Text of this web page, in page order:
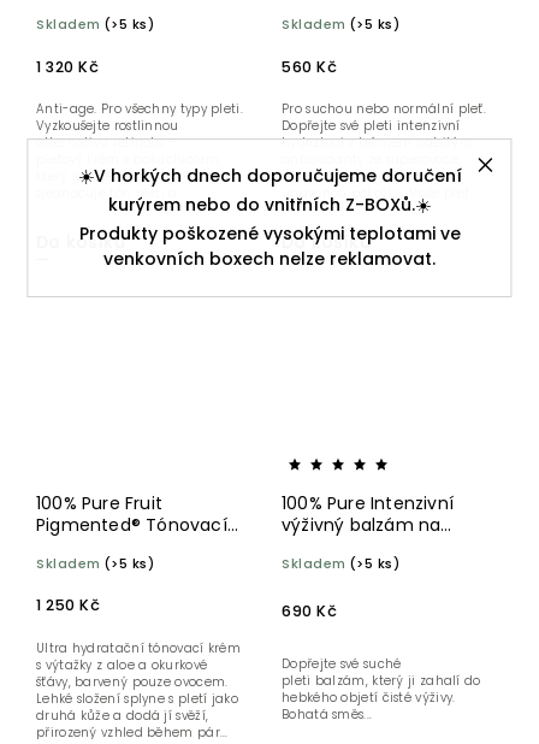
☀️V horkých dnech doporučujeme doručení
kurýrem nebo do vnitřních Z-BOXů.☀️
Produkty poškozené vysokými teplotami ve
venkovních boxech nelze reklamovat.
Skladem (>5 ks)
1 320 Kč
Do košíku
Anti-age. Pro všechny typy pleti.
Vyzkoušejte rostlinnou
alternativu retinolu –
který jemně vyhlazuje vrásky,
sjednocuje tón pleti a...
Skladem (>5 ks)
560 Kč
Do košíku
Pro suchou nebo normální pleť.
Dopřejte své pleti intenzivní
hydrataci s krémem nabitým
který obnoví suchou a
unavenou pokožku. Vaše pleť
bude hebká,...
100% Pure Fruit
Pigmented® Tónovací
Rose 30 ml
Skladem (>5 ks)
1 250 Kč
Ultra hydratační tónovací krém
s výtažky z aloe a okurkové
šťávy, barvený pouze ovocem.
Lehké složení splyne s pletí jako
druhá kůže a dodá jí svěží,
přirozený vzhled během pár...
100% Pure Intenzivní
výživný balzám na
Skladem (>5 ks)
690 Kč
Dopřejte své suché
pleti balzám, který ji zahalí do
hebkého objetí čisté výživy.
Bohatá směs...